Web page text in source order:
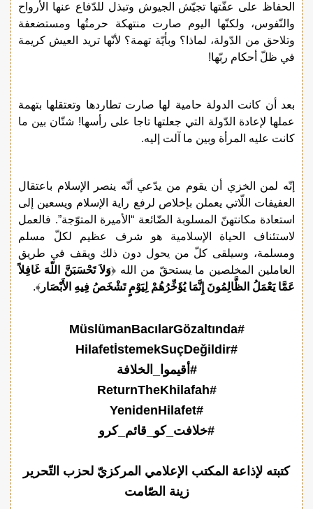
الحفاظ على عفّتها تجيّش الجيوش وتبذل للدّفاع عنها الأرواح
والنّفوس، ولكنّها اليوم صارت منتهكة حرمتُها ومستضعفة
وتلاحق من الدّولة، لماذا؟ وبأيّة تهمة؟ لأنّها تريد العيش كريمة
في ظلّ أحكام ربّها!
بعد أن كانت الدولة حامية لها صارت تطاردها وتعتقلها بتهمة
عملها لإعادة الدّولة التي جعلتها تاجا على رأسها! شتّان بين ما
كانت عليه المرأة وبين ما آلت إليه.
إنّه لمن الخزي أن يقوم من يدّعي أنّه ينصر الإسلام باعتقال
العفيفات اللّاتي يعملن بإخلاص لرفع راية الإسلام ويسعين إلى
استعادة مكانتهنّ المسلوبة الضّائعة “الأميرة المتوّجة”. فالعمل
لاستئناف الحياة الإسلامية هو شرف عظيم لكلّ مسلم
ومسلمة، وسيلقى كلّ من يحول دون ذلك ويقف في طريق
العاملين المخلصين ما يستحقّ من الله ﴿وَلاَ تَحْسَبَنَّ اللّهَ غَافِلاً
عَمَّا يَعْمَلُ الظَّالِمُونَ إِنَّمَا يُؤَخِّرُهُمْ لِيَوْمٍ تَشْخَصُ فِيهِ الأَبْصَار ﴾.
#MüslümanBacılarGözaltında
#HilafetİstemekSuçDeğildir
#أقيموا_الخلافة
#ReturnTheKhilafah
#YenidenHilafet
#خلافت_کو_قائم_کرو
كتبته لإذاعة المكتب الإعلامي المركزيّ لحزب التّحرير
زينة الصّامت